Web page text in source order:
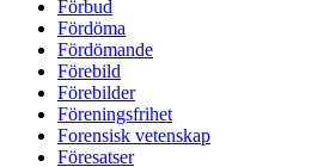
Förbud
Fördöma
Fördömande
Förebild
Förebilder
Föreningsfrihet
Forensisk vetenskap
Föresatser